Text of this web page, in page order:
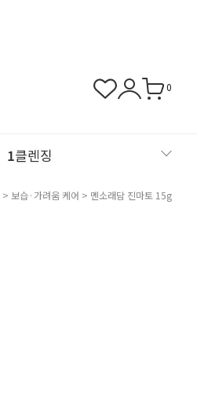
0
1클렌징
2샴푸
> 보습·가려움 케어 > 멘소래담 진마토 15g